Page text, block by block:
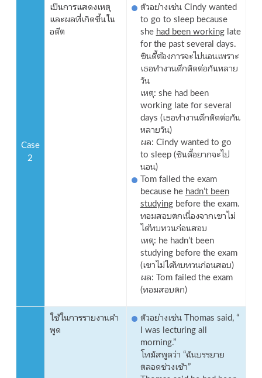
Case
2
เป็นการแสดงเหตุ
และผลที่เกิดขึ้นใน
อดีต
ตัวอย่างเช่น Cindy wanted
to go to sleep because
she had been workinglate
for the past several days.
ซินดี้ต้องการจะไปนอนเพราะ
เธอทำงานดึกติดต่อกันหลาย
วัน
เหตุ: she had been
working late for several
days (เธอทำงานดึกติดต่อกัน
หลายวัน)
ผล: Cindy wanted to go
to sleep (ซินดี้อยากจะไป
นอน)
Tom failed the exam
because he hadn’t been
studyingbefore the exam.
ทอมสอบตกเนื่องจากเขาไม่
ได้ทบทวนก่อนสอบ
เหตุ: he hadn’t been
studying before the exam
(เขาไม่ได้ทบทวนก่อนสอบ)
ผล: Tom failed the exam
(ทอมสอบตก)
ใช้ในการรายงานคำ
พูด
ตัวอย่างเช่น Thomas said, “
I was lecturing all
morning.”
โทมัสพูดว่า “ฉันบรรยาย
ตลอดช่วงเช้า”